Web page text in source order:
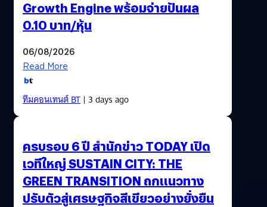
Growth Engine พร้อมจ่ายปันผล
0.10 บาท/หุ้น
06/08/2026
Read More
ทีมคอนเทนต์ BT| 3 days ago
ครบรอบ 6 ปี สำนักข่าว TODAY เปิด
เวทีใหญ่ SUSTAIN CITY: THE
GREEN TRANSITION ถกแนวทาง
ปรับตัวสู่เศรษฐกิจสีเขียวอย่างยั่งยืน